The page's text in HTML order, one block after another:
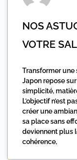
NOS
VOTRE
Transformer une
Japon repose
simplicité,
L’objectif n’est
créer une
sa place sans
deviennent plus
cohérence,